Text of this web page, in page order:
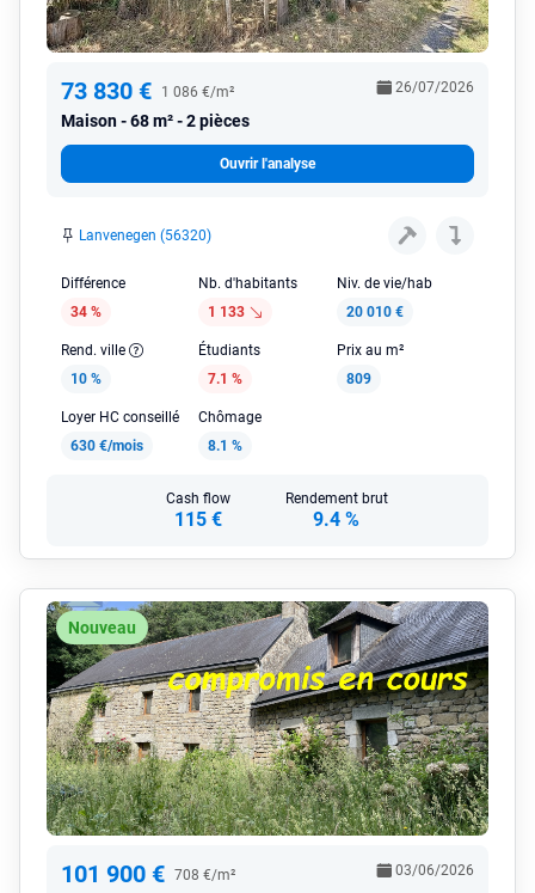
73 830 € 1 086 €/m²
Maison 68 m² - 2 pièces
26/07/2026
Ouvrir l'analyse
Lanvenegen (56320)
Différence
34 %
Nb. d'habitants
1 133
Niv. de vie/hab
20 010 €
Rend. ville
10 %
Étudiants
7.1 %
Prix au m²
809
Loyer HC conseillé
630 €/mois
Chômage
8.1 %
Cash flow
115 €
Rendement brut
9.4 %
Nouveau
101 900 € 708 €/m² 03/06/2026